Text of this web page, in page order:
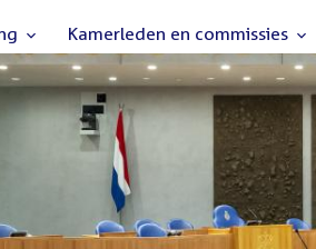
Kamerleden en commissies